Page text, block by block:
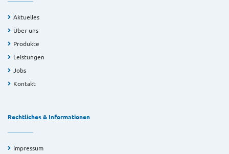
Aktuelles
Über uns
Produkte
Leistungen
Jobs
Kontakt
Rechtliches & Informationen
Impressum